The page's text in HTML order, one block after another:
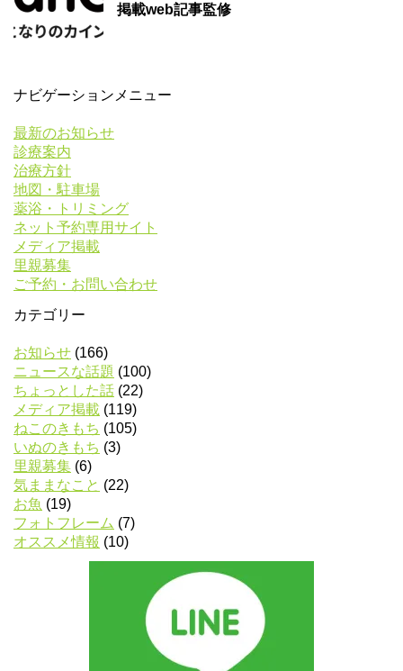
掲載web記事監修
ナビゲーションメニュー
最新のお知らせ
診療案内
治療方針
地図・駐車場
薬浴・トリミング
ネット予約専用サイト
メディア掲載
里親募集
ご予約・お問い合わせ
カテゴリー
お知らせ (166)
ニュースな話題 (100)
ちょっとした話 (22)
メディア掲載 (119)
ねこのきもち (105)
いぬのきもち (3)
里親募集 (6)
気ままなこと (22)
お魚 (19)
フォトフレーム (7)
オススメ情報 (10)